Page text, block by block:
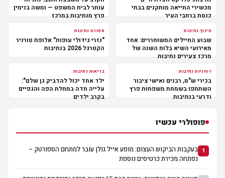
מכשירי החייאה מותקנים בבתי
כנסת ברחבי העיר
עותר לבית המשפט — ומשה בנימין
פרץ מנתיבות במרכז
חינוך נתיבות
שבוע החיילים המשוחררים: אחד
מאירועי השיא בלוח השנה של
מרכז צעירים נתיבות
ספורט נתיבות
"נזרי גידולי עופות" אלופת טורניר
הקטרגל 2026 בנתיבות
רוחניות נתיבות
בכירי ש"ס, רבנים ואישי ציבור
השתתפו בשמחת משפחות פרץ
ודרעי בנתיבות
בריאות נתיבות
ילד אחד יכול להדביק גן שלם":
עלייה חדה במחלת הפה והגפיים
בקרב ילדים
פופולרי עכשיו
1 בעקבות הביקוש העצום: מופע אייל גולן עובר למתחם הספורטק –
נפתחה מכירת כרטיסים נוספת